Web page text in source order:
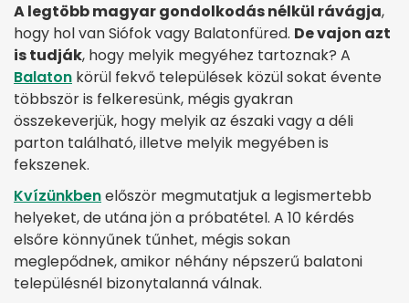
A legtöbb magyar gondolkodás nélkül rávágja,
hogy hol van Siófok vagy Balatonfüred. De vajon azt
is tudják, hogy melyik megyéhez tartoznak? A
Balaton körül fekvő települések közül sokat évente
többször is felkeresünk, mégis gyakran
összekeverjük, hogy melyik az északi vagy a déli
parton található, illetve melyik megyében is
fekszenek.
Kvízünkbenelőször megmutatjuk a legismertebb
helyeket, de utána jön a próbatétel. A 10 kérdés
elsőre könnyűnek tűnhet, mégis sokan
meglepődnek, amikor néhány népszerű balatoni
településnél bizonytalanná válnak.